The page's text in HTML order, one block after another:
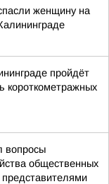
женщину на
пройдёт
короткометражных
вопросы
общественных